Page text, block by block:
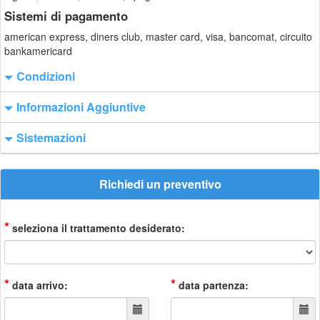
Sistemi di pagamento
american express, diners club, master card, visa, bancomat, circuito
bankamericard
Condizioni
Informazioni Aggiuntive
Sistemazioni
Richiedi un preventivo
* seleziona il trattamento desiderato:
* data arrivo: * data partenza: